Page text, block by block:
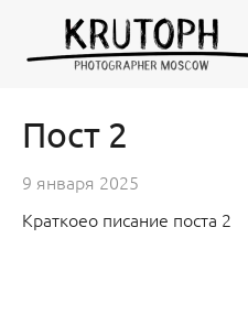
Пост 2
9 января 2025
Краткоео писание поста 2